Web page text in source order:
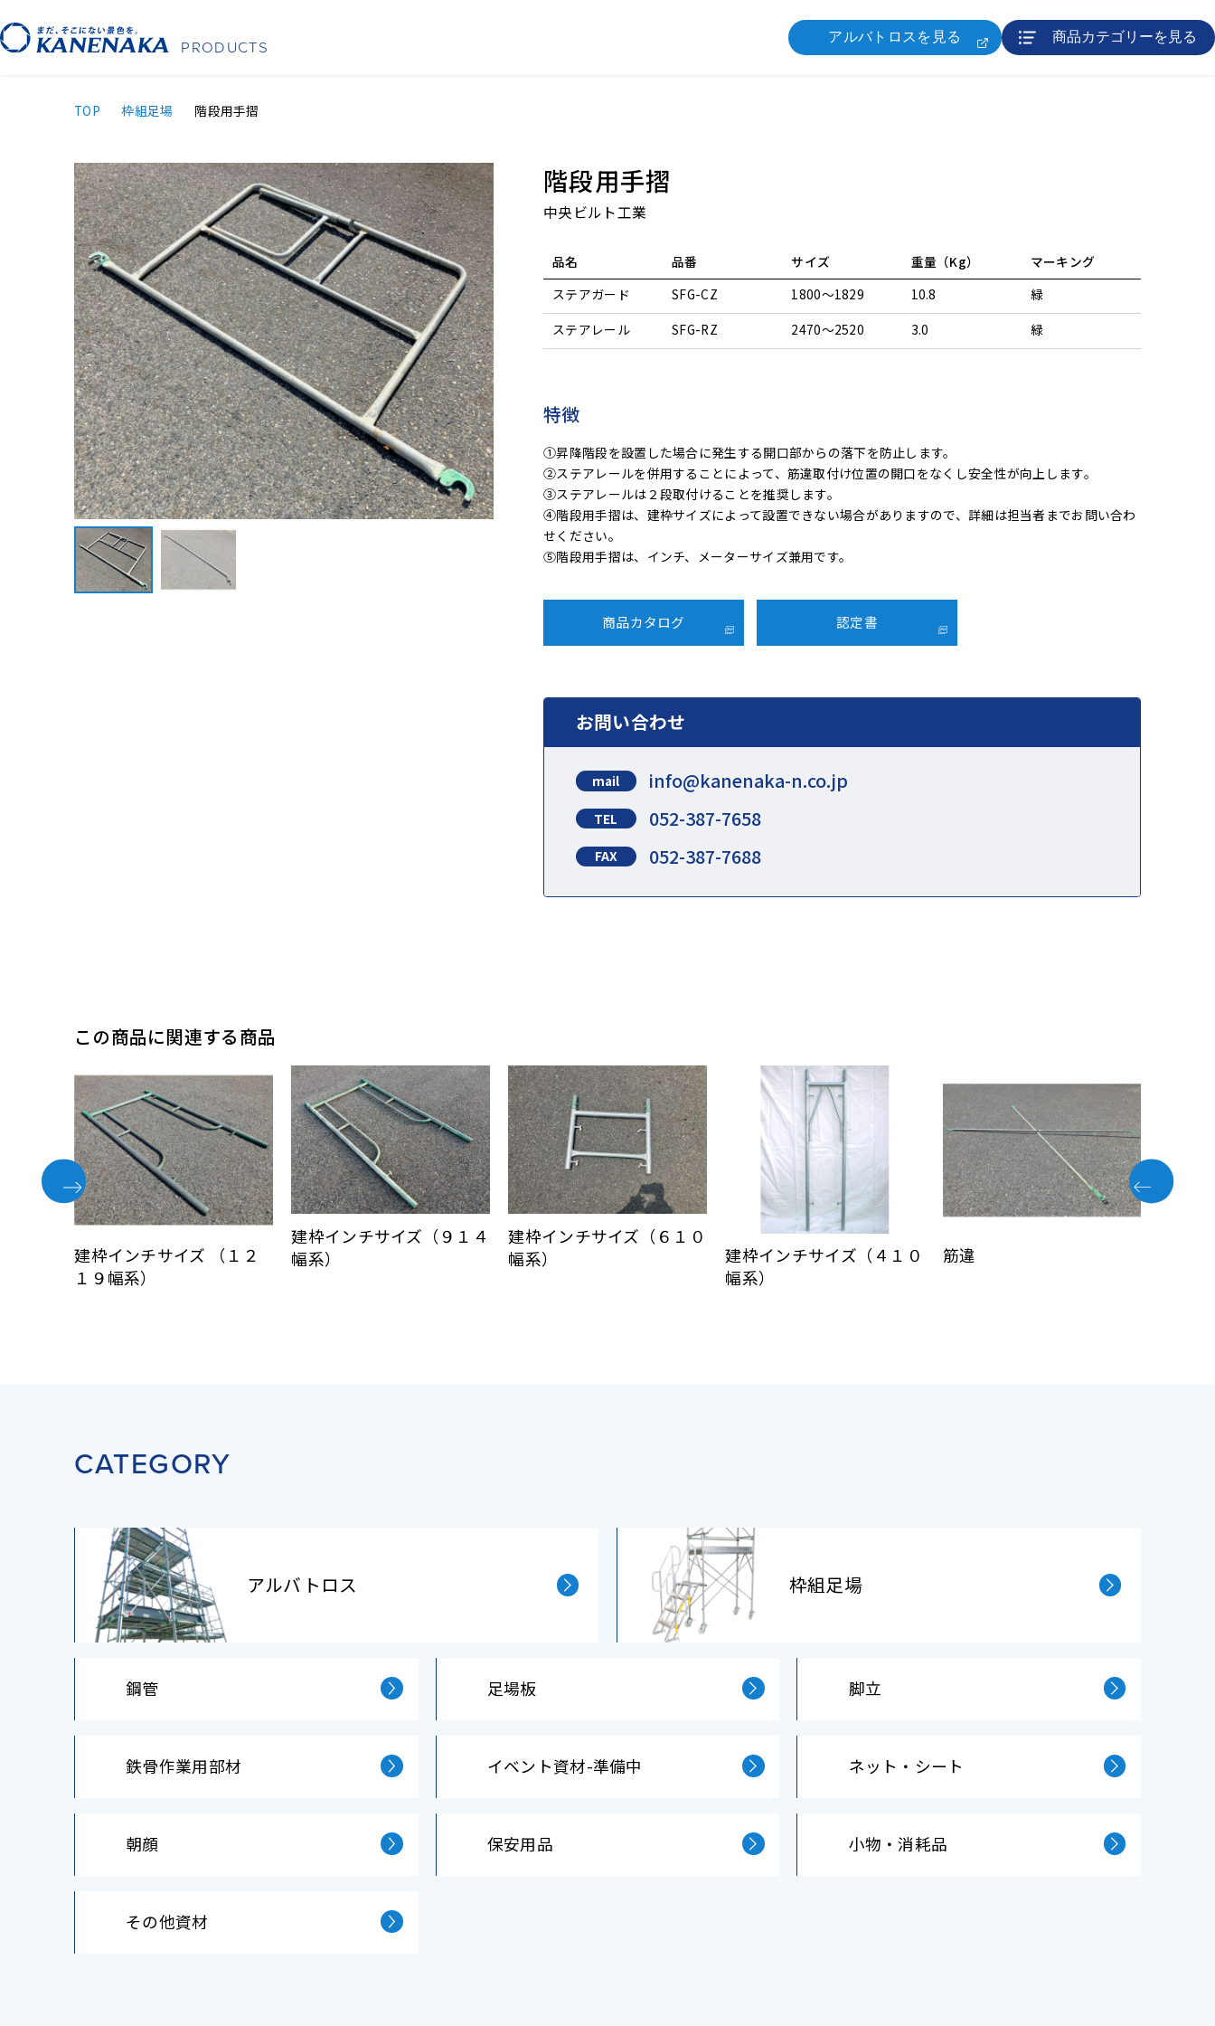
PRODUCTS アルバトロスを見る 商品カテゴリーを見る
TOP 枠組⾜場 階段用手摺
階段用手摺
中央ビルト工業
品名 品番 サイズ 重量（Kg）
マーキング
ステアガード
SFG-CZ 1800～1829 10.8
緑
ステアレール
SFG-RZ 2470～2520 3.0 緑
特徴
①昇降階段を設置した場合に発生する開口部からの落下を防止します。
②ステアレールを併用することによって、筋違取付け位置の開口をなくし安全性が向上します。
③ステアレールは２段取付けることを推奨します。
④階段用手摺は、建枠サイズによって設置できない場合がありますので、詳細は担当者までお問い合わ
せください。
⑤階段用手摺は、インチ、メーターサイズ兼用です。
商品カタログ 認定書
お問い合わせ
mail info@kanenaka-n.co.jp
TEL 052-387-7658
FAX 052-387-7688
この商品に関連する商品
建枠インチサイズ （１２
１９幅系）
建枠インチサイズ（９１４
幅系）
建枠インチサイズ（６１０
幅系）
建枠インチサイズ（４１０
幅系）
筋違
CATEGORY
アルバトロス 枠組⾜場
鋼管 ⾜場板 脚立
鉄⾻作業⽤部材 イベント資材-準備中 ネット・シート
朝顔 保安⽤品 小物・消耗品
その他資材